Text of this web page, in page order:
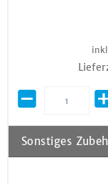
Sonstiges